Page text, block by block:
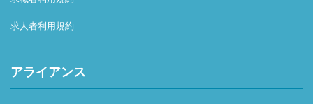
求人者利用規約
アライアンス